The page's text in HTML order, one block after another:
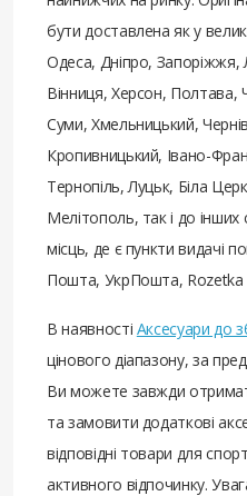
бути доставлена ​​як у
Одеса, Дніпро, Запоріжжя,
Вінниця, Херсон, Полтава,
Суми, Хмельницький,
Кропивницький, Івано-
Тернопіль, Луцьк, Біла
Мелітополь, так і до інших
місць, де є пункти видачі
Пошта, УкрПошта,
В наявності Аксесуари до
цінового діапазону, за
Ви можете завжди
та замовити додаткові
відповідні товари для
активного відпочинку.